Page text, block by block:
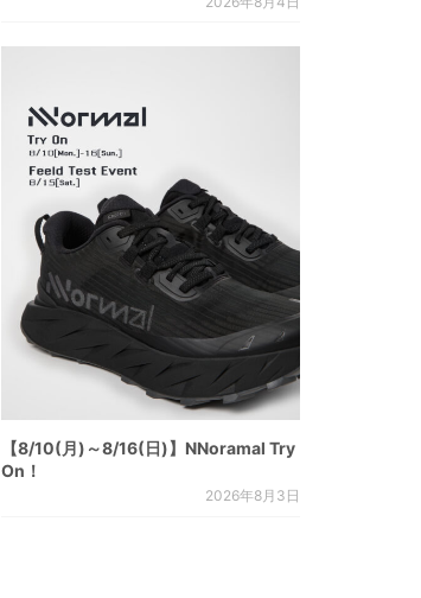
【8/10(月)～8/16(日)】NNoramal Try
On！
2026年8月3日